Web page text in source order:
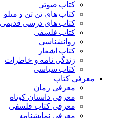
کتاب صوتی
کتاب های تن تن و میلو
کتاب های درسی قدیمی
کتاب فلسفی
روانشناسی
کتاب اشعار
زندگی نامه و خاطرات
کتاب سیاسی
معرفی کتاب
معرفی رمان
معرفی داستان کوتاه
معرفی کتاب فلسفی
معرفی نمایشنامه